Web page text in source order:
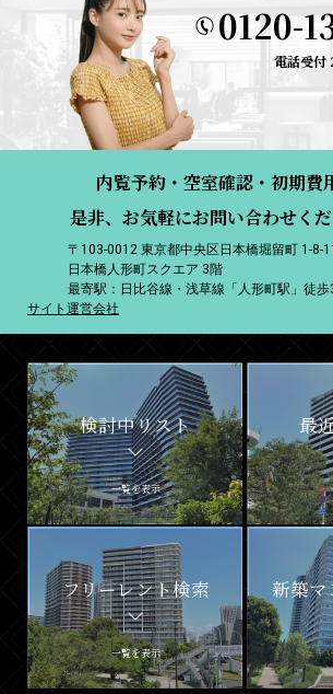
0120-
電話受付
内覧予約・空室確認・初期費
是非、お気軽にお問い合わせくだ
〒103-0012 東京都中央区日本橋堀留町 1-8-
日本橋人形町スクエア 3階
最寄駅：日比谷線・浅草線「人形町駅」徒歩
サイト運営会社
検討中リスト
一覧を表示
最
フリーレント検索
一覧を表示
新築